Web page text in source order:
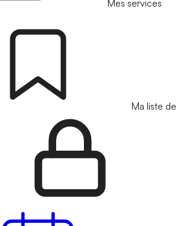
Mes services
Ma liste de